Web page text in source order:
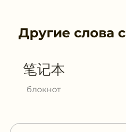
Другие слова с
笔记本
блокнот